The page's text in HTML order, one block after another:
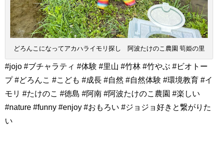
どろんこになってアカハライモリ探し 阿波たけのこ農園 筍姫の里
#jojo #ブチャラティ #体験 #里山 #竹林 #竹やぶ #ビオトー
プ #どろんこ #こども #成長 #自然 #自然体験 #環境教育 #イ
モリ #たけのこ #徳島 #阿南 #阿波たけのこ農園 #楽しい
#nature #funny #enjoy #おもろい #ジョジョ好きと繋がりた
い